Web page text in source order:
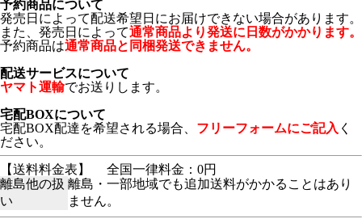
予約商品について
発売日によって配送希望日にお届けできない場合があります。
また、発売日によって通常商品より発送に日数がかかります。
予約商品は通常商品と同梱発送できません。
配送サービスについて
ヤマト運輸でお送りします。
宅配BOXについて
宅配BOX配達を希望される場合、 フリーフォームにご記入 く
ださい。
【送料料金表】
全国一律料金：0円
離島他の扱
い
離島・一部地域でも追加送料がかかることはあり
ません。